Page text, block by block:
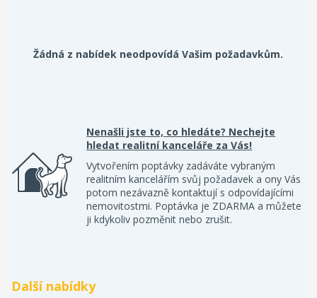
Žádná z nabídek neodpovídá Vašim požadavkům.
Nenašli jste to, co hledáte? Nechejte
hledat realitní kanceláře za Vás!
Vytvořením poptávky zadáváte vybraným
realitním kancelářím svůj požadavek a ony Vás
potom nezávazně kontaktují s odpovídajícími
nemovitostmi. Poptávka je ZDARMA a můžete
ji kdykoliv pozměnit nebo zrušit.
Další nabídky